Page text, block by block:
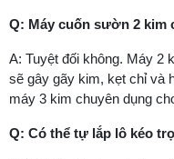
Q: Máy cuốn sườn 2 kim
A: Tuyệt đối không. Máy 2
sẽ gây gãy kim, kẹt chỉ và
máy 3 kim chuyên dụng
Q: Có thể tự lắp lô kéo